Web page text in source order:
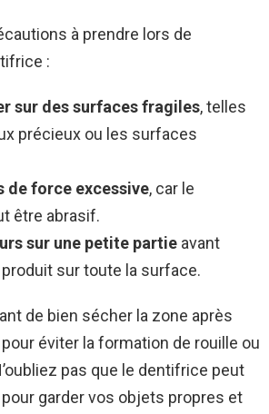
à prendre lors de
:
sur des surfaces fragiles, telles
précieux ou les surfaces
de force excessive, car le
être abrasif.
sur une petite partie avant
produit sur toute la surface.
de bien sécher la zone après
éviter la formation de rouille ou
pas que le dentifrice peut
garder vos objets propres et